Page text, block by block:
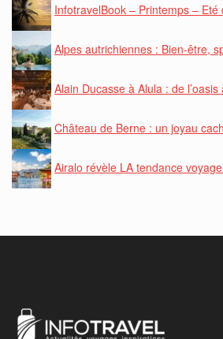
InfotravelBook – Printemps – Eté
Alpes autrichiennes : Bien-être,
Alain Ducasse à Alula : de l’oasis
Château de Berne : un joyau
Airalo révèle LA tendance